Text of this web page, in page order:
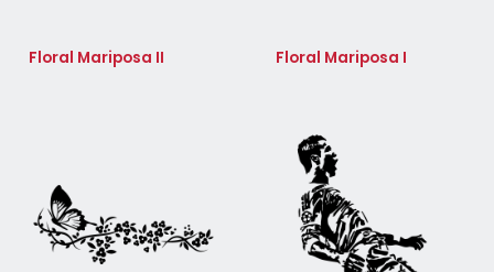
Floral Mariposa II Floral Mariposa I